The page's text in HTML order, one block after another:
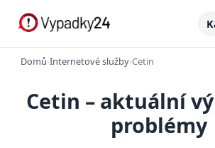
Domů›Internetové služby›Cetin
Cetin – aktuální
problémy